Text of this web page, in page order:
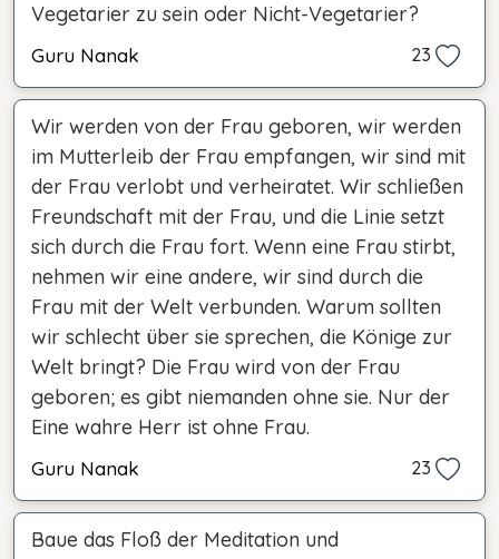
Vegetarier zu sein oder Nicht-Vegetarier?
Guru Nanak 23
Wir werden von der Frau geboren, wir werden
im Mutterleib der Frau empfangen, wir sind mit
der Frau verlobt und verheiratet. Wir schließen
Freundschaft mit der Frau, und die Linie setzt
sich durch die Frau fort. Wenn eine Frau stirbt,
nehmen wir eine andere, wir sind durch die
Frau mit der Welt verbunden. Warum sollten
wir schlecht über sie sprechen, die Könige zur
Welt bringt? Die Frau wird von der Frau
geboren; es gibt niemanden ohne sie. Nur der
Eine wahre Herr ist ohne Frau.
Guru Nanak 23
Baue das Floß der Meditation und